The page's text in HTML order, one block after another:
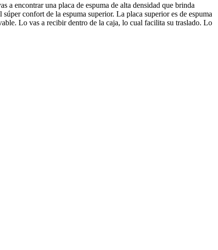
a encontrar una placa de espuma de alta densidad que brinda
confort de la espuma superior. La placa superior es de espuma
Lo vas a recibir dentro de la caja, lo cual facilita su traslado. Lo